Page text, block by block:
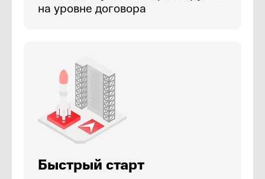
на уровне договора
Быстрый старт